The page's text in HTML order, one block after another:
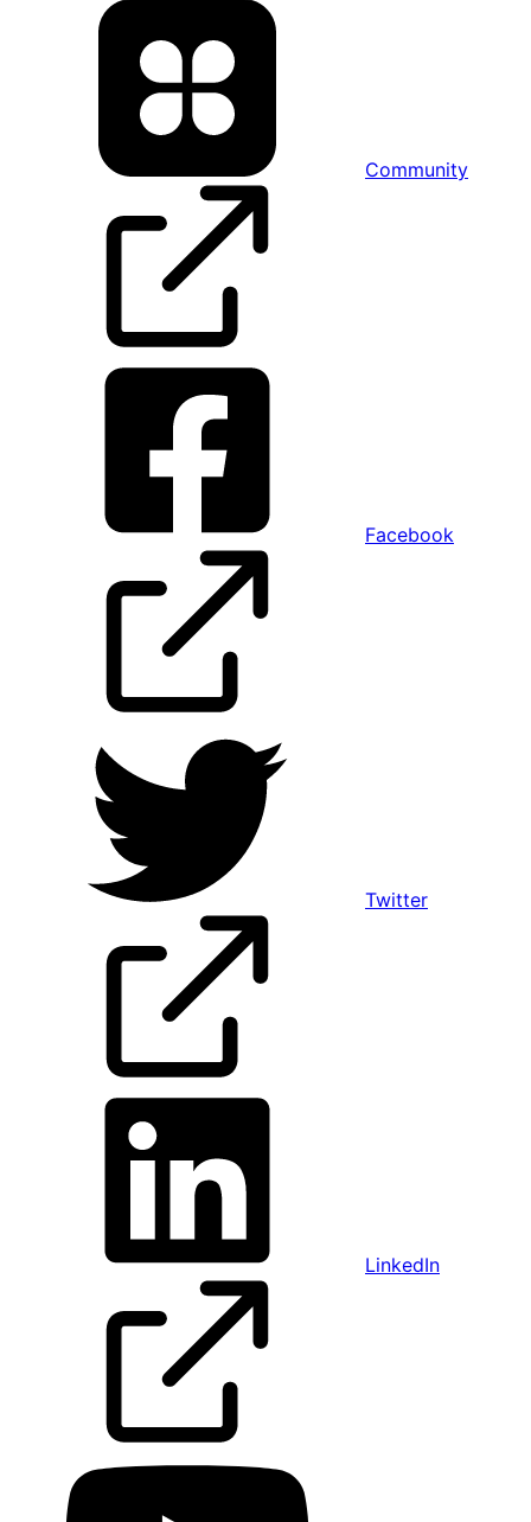
Community
Facebook
Twitter
LinkedIn